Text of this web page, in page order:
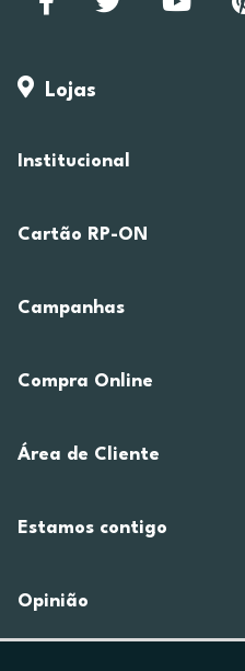
Lojas
Institucional
Cartão RP-ON
Campanhas
Compra Online
Área de Cliente
Estamos contigo
Opinião